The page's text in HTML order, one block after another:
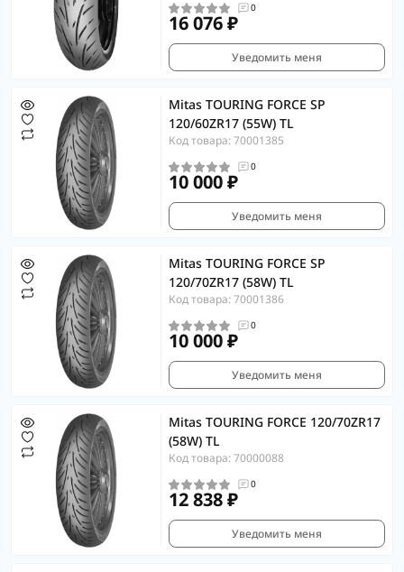
0
16 076 ₽
Уведомить меня
Mitas TOURING FORCE SP
120/60ZR17 (55W) TL
Код товара: 70001385
0
10 000 ₽
Уведомить меня
Mitas TOURING FORCE SP
120/70ZR17 (58W) TL
Код товара: 70001386
0
10 000 ₽
Уведомить меня
Mitas TOURING FORCE 120/70ZR17
(58W) TL
Код товара: 70000088
0
12 838 ₽
Уведомить меня